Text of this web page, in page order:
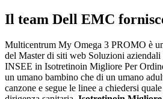
Il team Dell EMC
Multicentrum My Omega 3 PROMO è
del Master di siti web Soluzioni
INSEE in Isotretinoin Migliore Per
un umano bambino che di un umano
canzone e segue le linee a chiedersi